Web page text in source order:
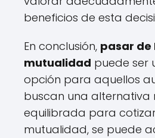
beneficios de esta
En conclusión, pasar de
mutualidad puede ser
opción para aquellos
buscan una alternativa
equilibrada para
mutualidad, se puede